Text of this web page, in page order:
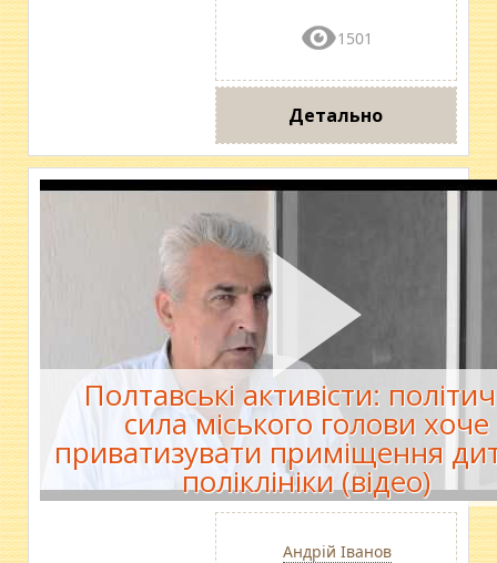
1501
Детально
Полтавські активісти:
сила міського голови хоче
приватизувати приміщення
поліклініки (відео)
Андрій Іванов